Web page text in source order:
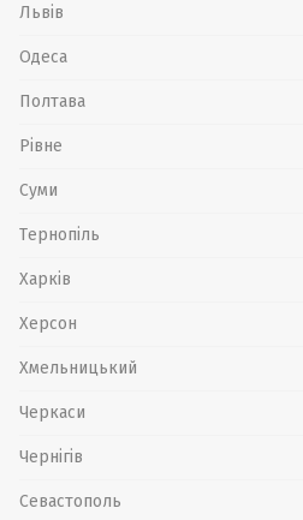
Львів
Одеса
Полтава
Рівне
Суми
Тернопіль
Харків
Херсон
Хмельницький
Черкаси
Чернігів
Севастополь